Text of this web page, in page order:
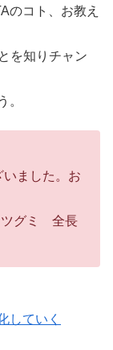
のコト、お教え
を知りチャン
。
ました。お
グミ 全長
ていく